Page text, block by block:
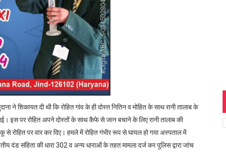
ने शिकायत दी थी कि रोहित गांव के ही दोस्त नितिन व मोहित के साथ रानी तालाब के
पर रोहित अपने दोस्तों के साथ कैफे से जान बचाने के लिए रानी तालाब की
रोहित पर वार कर दिए। हमले में रोहित गंभीर रूप से घायल हो गया अस्पताल में
दंड संहिता की धारा 302 व अन्य धाराओं के तहत मामला दर्ज कर पुलिस द्वारा जांच